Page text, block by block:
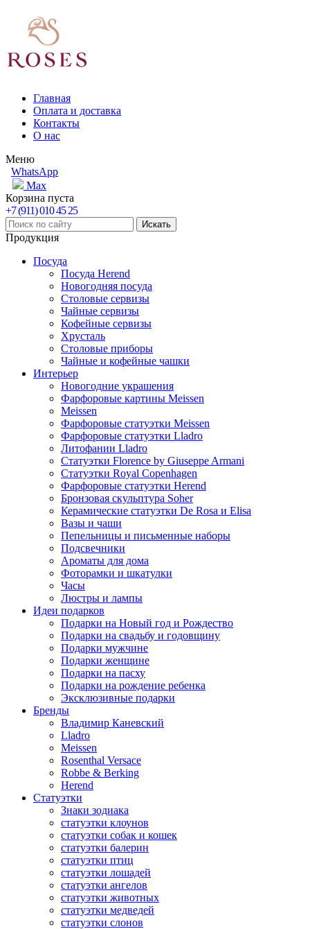
Главная
Оплата и доставка
Контакты
О нас
Меню
WhatsApp
Max
Корзина пуста
+7 (911) 010 45 25
Продукция
Посуда
Посуда Herend
Новогодняя посуда
Столовые сервизы
Чайные сервизы
Кофейные сервизы
Хрусталь
Столовые приборы
Чайные и кофейные чашки
Интерьер
Новогодние украшения
Фарфоровые картины Meissen
Meissen
Фарфоровые статуэтки Meissen
Фарфоровые статуэтки Lladro
Литофании Lladro
Статуэтки Florence by Giuseppe Armani
Статуэтки Royal Copenhagen
Фарфоровые статуэтки Herend
Бронзовая скульптура Soher
Керамические статуэтки De Rosa и Elisa
Вазы и чаши
Пепельницы и письменные наборы
Подсвечники
Ароматы для дома
Фоторамки и шкатулки
Часы
Люстры и лампы
Идеи подарков
Подарки на Новый год и Рождество
Подарки на свадьбу и годовщину
Подарки мужчине
Подарки женщине
Подарки на пасху
Подарки на рождение ребенка
Эксклюзивные подарки
Бренды
Владимир Каневский
Lladro
Meissen
Rosenthal Versace
Robbe & Berking
Herend
Статуэтки
Знаки зодиака
статуэтки клоунов
статуэтки собак и кошек
статуэтки балерин
статуэтки птиц
статуэтки лошадей
статуэтки ангелов
статуэтки животных
статуэтки медведей
статуэтки слонов